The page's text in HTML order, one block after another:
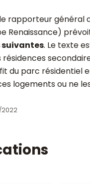
rapporteur général
Renaissance)
suivantes. Le texte
du parc résidentiel
logements ou ne
2022